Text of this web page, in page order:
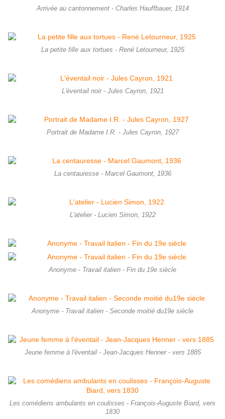
Arrivée au cantonnement - Charles Hauffbauer, 1914
La petite fille aux tortues - René Letourneur, 1925
L'éventail noir - Jules Cayron, 1921
Portrait de Madame I.R. - Jules Cayron, 1927
La centauresse - Marcel Gaumont, 1936
L'atelier - Lucien Simon, 1922
Anonyme - Travail italien - Fin du 19e siècle
Anonyme - Travail italien - Seconde moitié du19e siècle
Jeune femme à l'éventail - Jean-Jacques Henner - vers 1885
Les comédiens ambulants en coulisses - François-Auguste Biard, vers
1830